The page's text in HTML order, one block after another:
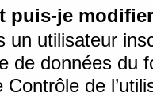
puis-je
un utilisateur
de données du
Contrôle de